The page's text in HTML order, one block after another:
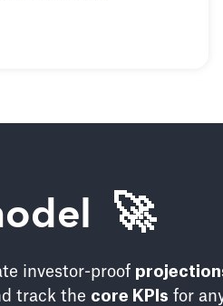
🚀
investor-proof
track the core KPIs for